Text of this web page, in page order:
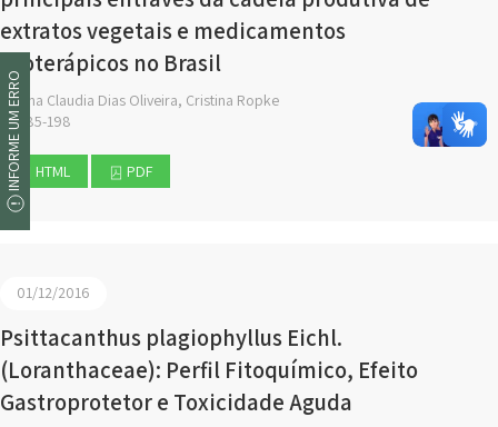
extratos vegetais e medicamentos
fitoterápicos no Brasil
Ana Claudia Dias Oliveira, Cristina Ropke
185-198
HTML PDF
01/12/2016
Psittacanthus plagiophyllus Eichl.
(Loranthaceae): Perfil Fitoquímico, Efeito
Gastroprotetor e Toxicidade Aguda
INFORME UM ERRO